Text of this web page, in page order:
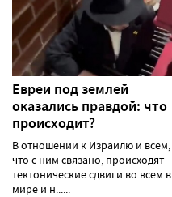
Евреи под землей
оказались правдой: что
происходит?
В отношении к Израилю и всем,
что с ним связано, происходят
тектонические сдвиги во всем в
мире и н......